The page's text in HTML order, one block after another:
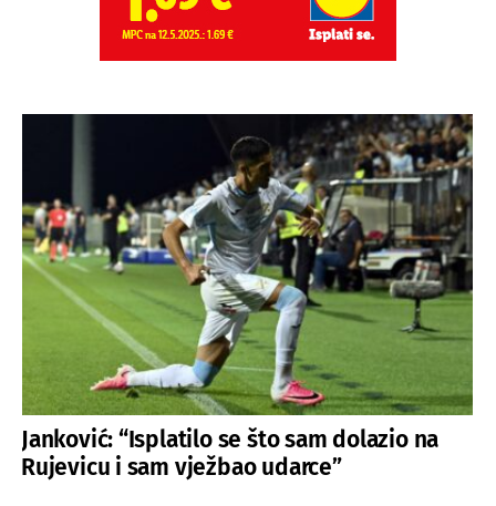
Janković: “Isplatilo se što sam dolazio na
Rujevicu i sam vježbao udarce”